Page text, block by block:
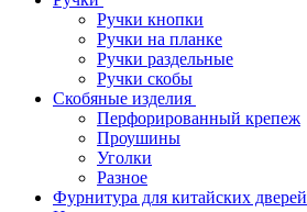
Ручки кнопки
Ручки на планке
Ручки раздельные
Ручки скобы
Скобяные изделия
Перфорированный крепеж
Проушины
Уголки
Разное
Фурнитура для китайских дверей